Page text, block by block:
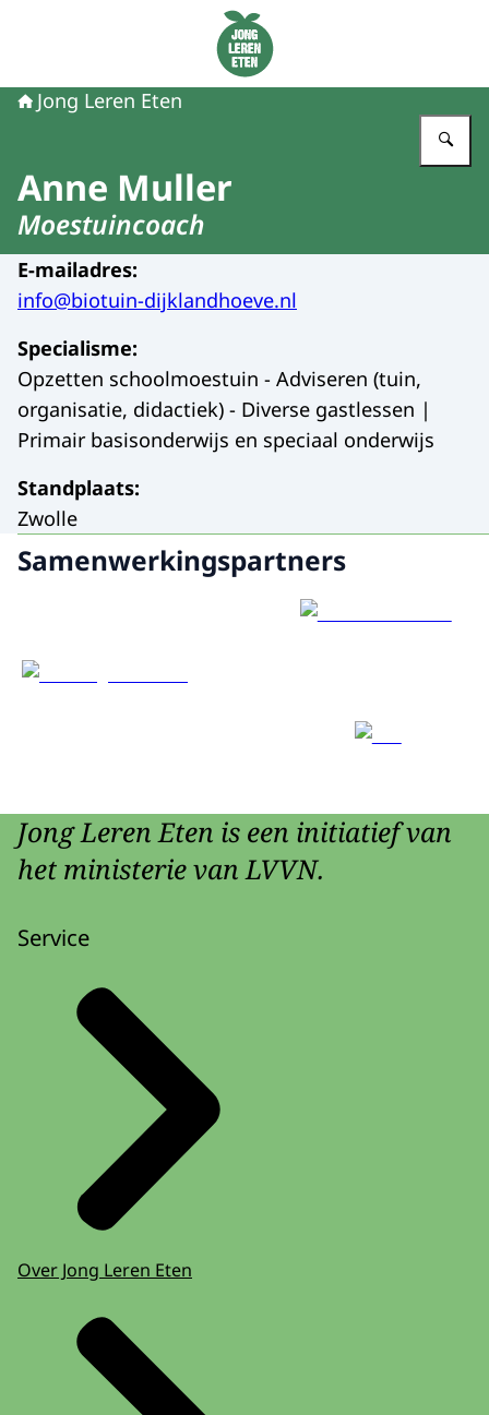
Naar de homepage van Jong Leren Eten
Jong Leren Eten
Anne Muller
Moestuincoach
E-mailadres:
info@biotuin-dijklandhoeve.nl
Specialisme:
Opzetten schoolmoestuin - Adviseren (tuin,
organisatie, didactiek) - Diverse gastlessen |
Primair basisonderwijs en speciaal onderwijs
Standplaats:
Zwolle
Samenwerkingspartners
Jong Leren Eten is een initiatief van
het ministerie van LVVN.
Service
Over Jong Leren Eten